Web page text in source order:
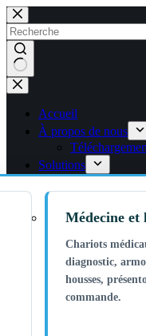
Skip
to
content
Pas
de
résultatsAccueil
À propos de nous
Solutions
Médecine et
Chariots
diagnostic,
housses,
commande.